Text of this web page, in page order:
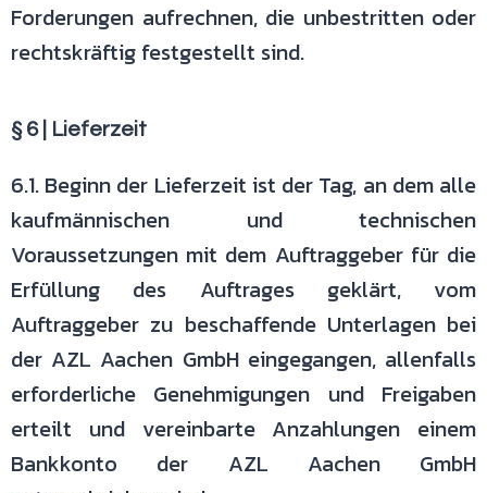
Forderungen aufrechnen, die unbestritten oder
rechtskräftig festgestellt sind.
§ 6 | Lieferzeit
6.1. Beginn der Lieferzeit ist der Tag, an dem alle
kaufmännischen und technischen
Voraussetzungen mit dem Auftraggeber für die
Erfüllung des Auftrages geklärt, vom
Auftraggeber zu beschaffende Unterlagen bei
der AZL Aachen GmbH eingegangen, allenfalls
erforderliche Genehmigungen und Freigaben
erteilt und vereinbarte Anzahlungen einem
Bankkonto der AZL Aachen GmbH